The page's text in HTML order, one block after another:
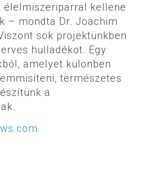
élelmiszeriparral kellene
– mondta Dr. Joachim
sok projektünkben
hulladékot. Egy
amelyet különben
természetes
a